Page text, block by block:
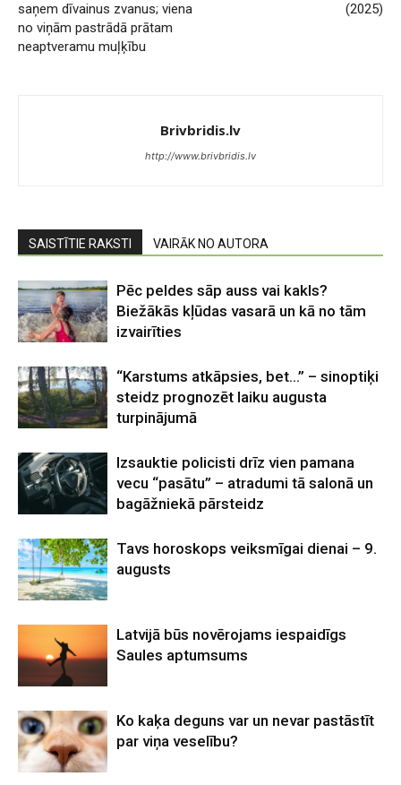
saņem dīvainus zvanus; viena
no viņām pastrādā prātam
neaptveramu muļķību
(2025)
Brivbridis.lv
http://www.brivbridis.lv
SAISTĪTIE RAKSTI VAIRĀK NO AUTORA
Pēc peldes sāp auss vai kakls?
Biežākās kļūdas vasarā un kā no tām
izvairīties
“Karstums atkāpsies, bet…” – sinoptiķi
steidz prognozēt laiku augusta
turpinājumā
Izsauktie policisti drīz vien pamana
vecu “pasātu” – atradumi tā salonā un
bagāžniekā pārsteidz
Tavs horoskops veiksmīgai dienai – 9.
augusts
Latvijā būs novērojams iespaidīgs
Saules aptumsums
Ko kaķa deguns var un nevar pastāstīt
par viņa veselību?